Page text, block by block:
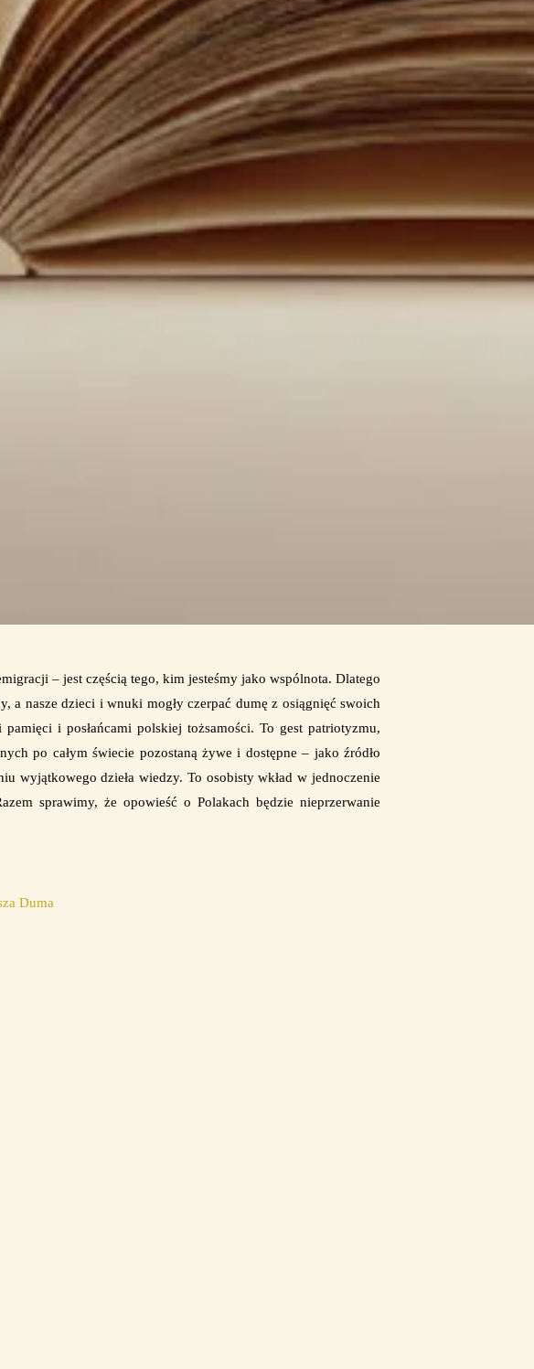
– jest częścią tego, kim jesteśmy jako wspólnota. Dlatego
a nasze dzieci i wnuki mogły czerpać dumę z osiągnięć swoich
i posłańcami polskiej tożsamości. To gest patriotyzmu,
po całym świecie pozostaną żywe i dostępne – jako źródło
wyjątkowego dzieła wiedzy. To osobisty wkład w jednoczenie
sprawimy, że opowieść o Polakach będzie nieprzerwanie
Duma